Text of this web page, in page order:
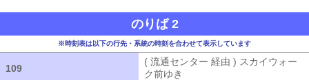
のりば 2
※時刻表は以下の行先・系統の時刻を合わせて表示しています
109
( 流通センター 経由 ) スカイウォー
ク前ゆき